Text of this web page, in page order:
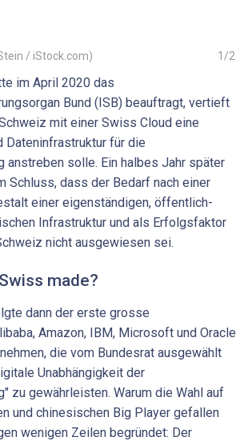
1 /2
/ iStock.com)
im April 2020 das
Bund (ISB) beauftragt, vertieft
mit einer Swiss Cloud eine
Dateninfrastruktur für die
anstreben solle. Ein halbes Jahr später
Schluss, dass der Bedarf nach einer
einer eigenständigen, öffentlich-
Infrastruktur und als Erfolgsfaktor
nicht ausgewiesen sei.
made?
dann der erste grosse
Amazon, IBM, Microsoft und Oracle
die vom Bundesrat ausgewählt
Unabhängigkeit der
zu gewährleisten. Warum die Wahl auf
und chinesischen Big Player gefallen
wenigen Zeilen begründet: Der